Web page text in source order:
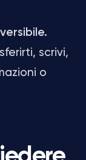
scrivi,
o